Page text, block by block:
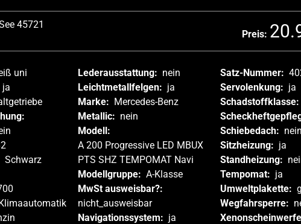
45721
Preis:
uni
ja
Schwarz
Lederausstattung: nein
Leichtmetallfelgen: ja
Marke: Mercedes-Benz
Metallic: nein
Modell:
A 200 Progressive LED MBUX
PTS SHZ TEMPOMAT Navi
Modellgruppe: A-Klasse
MwSt ausweisbar?:
nicht_ausweisbar
Navigationssystem: ja
Satz-Nummer:
Servolenkung: ja
Schadstoffklasse:
Schiebedach: nein
Sitzheizung: ja
Standheizung:
Tempomat: ja
Umweltplakette:
Wegfahrsperre: